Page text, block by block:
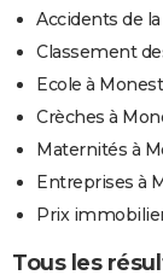
Accidents de
Classement
Ecole à
Crèches à
Maternités à
Entreprises à
Prix
Tous les